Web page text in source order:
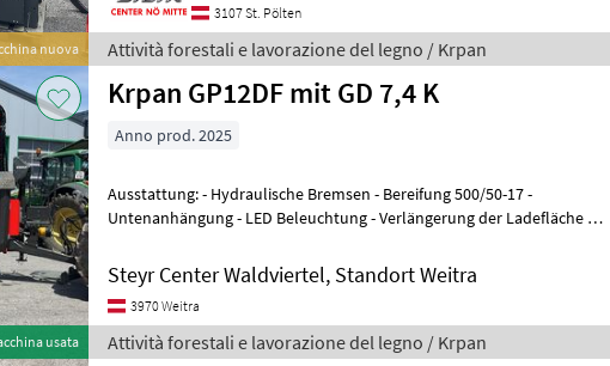
nuova
3107 St. Pölten
Attività forestali e lavorazione del legno / Krpan
usata
Krpan GP12DF mit GD 7,4 K
Anno prod. 2025
Ausstattung: - Hydraulische Bremsen - Bereifung 500/50-17 -
Untenanhängung - LED Beleuchtung - Verlängerung der Ladefläche -
Steyr Center Waldviertel, Standort Weitra
3970 Weitra
Attività forestali e lavorazione del legno / Krpan